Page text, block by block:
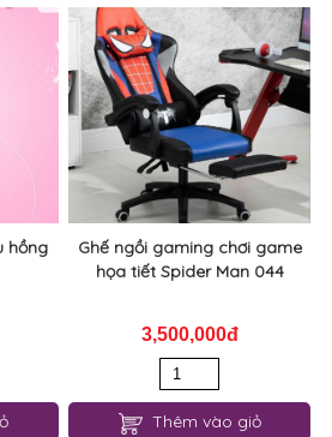
hồng
Ghế ngồi gaming chơi game
họa tiết Spider Man 044
3,500,000đ
Thêm vào giỏ